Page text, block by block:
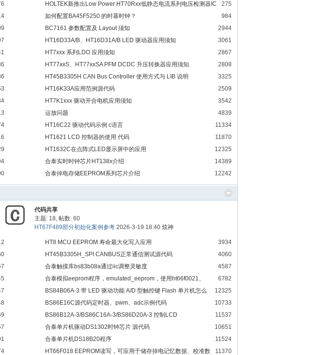
275
HOLTEK新推出Low Power HT70Rxx低静态电流系列电压检测器IC
984
如何配置BA45F5250 的时基时钟？
2944
BC7161 参数配置及 Layout 须知
3061
HT16D33A/B、HT16D31A/B LED 驱动器应用须知
2867
HT7xxx 系列LDO 应用须知
2808
HT77xxS、HT77xxSA PFM DCDC 升压转换器应用须知
3325
HT45B3305H CAN Bus Controller 使用方式与 LIB 说明
2509
HT16K33A应用范例源代码
3542
HT7K1xxx 驱动开合电机应用须知
4839
运放问题
11334
HT16C22 驱动代码示例 c语言
11870
HT1621 LCD 控制器的使用 代码
12325
HT1632C在点阵式LED显示屏中的应用
14389
合泰实时时钟芯片HT138x介绍
12242
合泰掉电存储EEPROM系列芯片介绍
代码共享
主题: 18, 帖数: 60
HT67F489部分初始化案例参考 2026-3-19 18:40 炫神
3934
HT8 MCU EEPROM 寿命最大化写入应用
4060
HT45B3305H_SPI CANBUS正常通信测试源代码
4587
合泰触摸库bs83b08a通过iic调整灵敏度
6782
合泰模拟eeprom程序，emulated_eeprom，使用ht66f0021、
31、41、ht66f0181等
12325
BS84B06A-3 带 LED 驱动功能 A/D 型触控键 Flash 单片机怎么
驱动LED
10733
BS86E16C源代码定时器、pwm、adc示例代码
11537
BS86B12A-3/BS86C16A-3/BS86D20A-3 控制LCD
10651
合泰单片机驱动DS1302时钟芯片 源代码
11524
合泰单片机DS18B20程序
11370
HT66F018 EEPROM读写，可应用于储存掉电记忆数据、校准数